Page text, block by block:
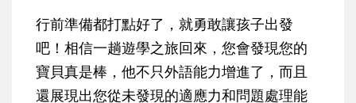
行前準備都打點好了，就勇敢讓孩子出發
吧！相信一趟遊學之旅回來，您會發現您的
寶貝真是棒，他不只外語能力增進了，而且
還展現出您從未發現的適應力和問題處理能